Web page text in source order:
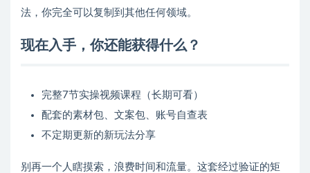
法，你完全可以复制到其他任何领域。
现在入手，你还能获得什么？
完整7节实操视频课程（长期可看）
配套的素材包、文案包、账号自查表
不定期更新的新玩法分享
别再一个人瞎摸索，浪费时间和流量。这套经过验证的矩